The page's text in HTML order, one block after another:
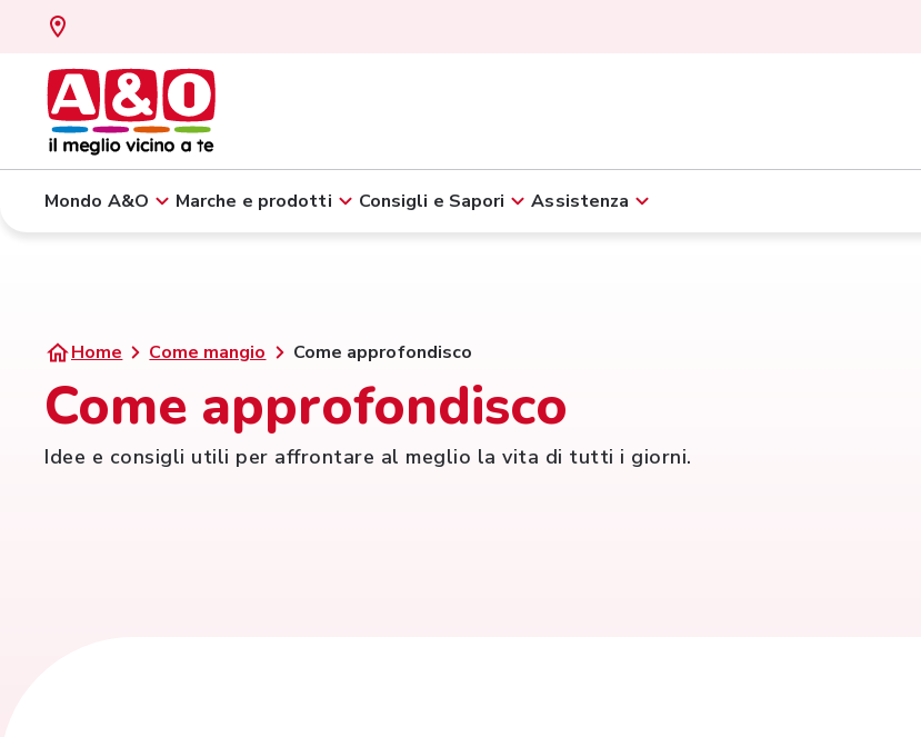
Mondo A&O Marche e prodotti Consigli e Sapori Assistenza
Home Come mangio Come approfondisco
Come approfondisco
Idee e consigli utili per affrontare al meglio la vita di tutti i giorni.